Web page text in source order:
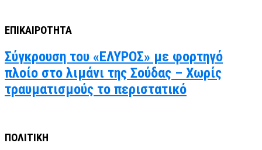
ΕΠΙΚΑΙΡΟΤΗΤΑ
Σύγκρουση του «ΕΛΥΡΟΣ» με φορτηγό
πλοίο στο λιμάνι της Σούδας – Χωρίς
τραυματισμούς το περιστατικό
ΠΟΛΙΤΙΚΗ